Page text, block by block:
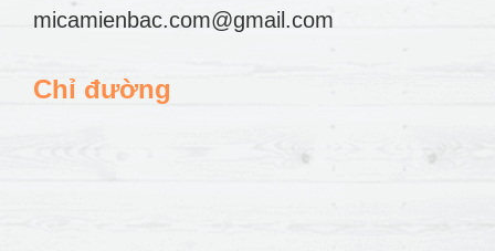
micamienbac.com@gmail.com
Chỉ đường